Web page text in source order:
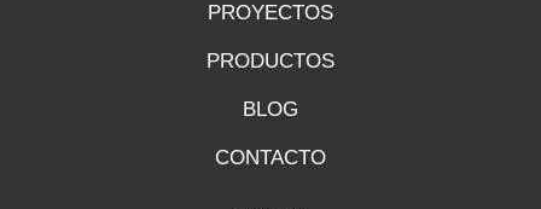
PROYECTOS
PRODUCTOS
BLOG
CONTACTO